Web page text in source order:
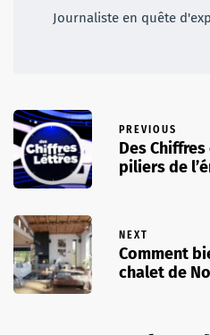
Journaliste en quête
PREVIOUS
Des
piliers de
NEXT
Comment
chalet de